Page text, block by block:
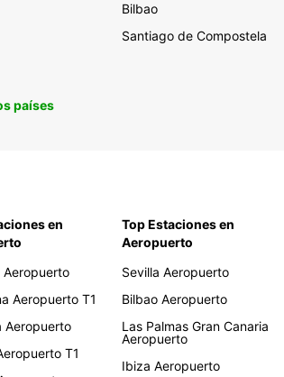
Bilbao
Santiago de Compostela
países
en
Aeropuerto
Aeropuerto T1
Aeropuerto
T1
Top Estaciones en
Aeropuerto
Sevilla Aeropuerto
Bilbao Aeropuerto
Las Palmas Gran Canaria
Aeropuerto
Ibiza Aeropuerto